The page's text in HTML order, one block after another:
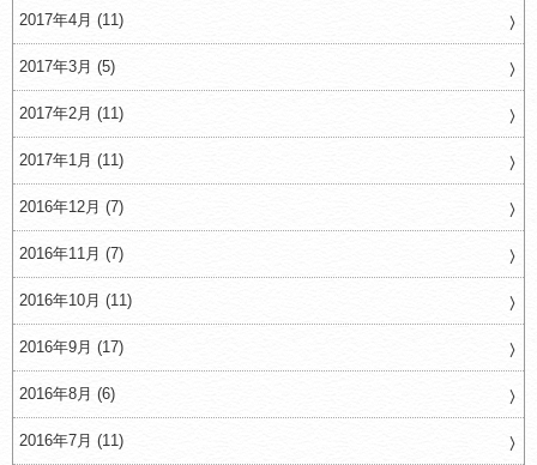
2017年4月 (11)
2017年3月 (5)
2017年2月 (11)
2017年1月 (11)
2016年12月 (7)
2016年11月 (7)
2016年10月 (11)
2016年9月 (17)
2016年8月 (6)
2016年7月 (11)